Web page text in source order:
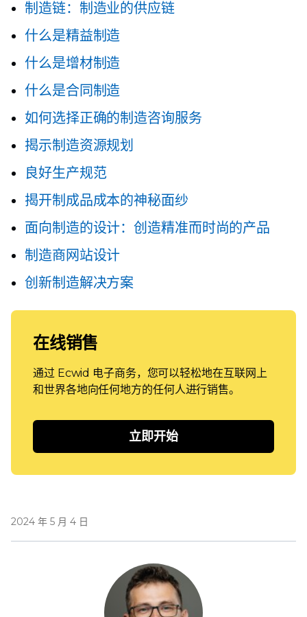
制造链：制造业的供应链
什么是精益制造
什么是增材制造
什么是合同制造
如何选择正确的制造咨询服务
揭示制造资源规划
良好生产规范
揭开制成品成本的神秘面纱
面向制造的设计：创造精准而时尚的产品
制造商网站设计
创新制造解决方案
在线销售
通过 Ecwid 电子商务，您可以轻松地在互联网上
和世界各地向任何地方的任何人进行销售。
立即开始
2024 年 5 月 4 日